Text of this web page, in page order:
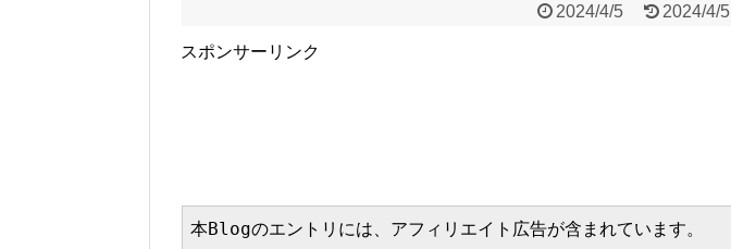
2024/4/5 2024/4/5
スポンサーリンク
本Blogのエントリには、アフィリエイト広告が含まれています。